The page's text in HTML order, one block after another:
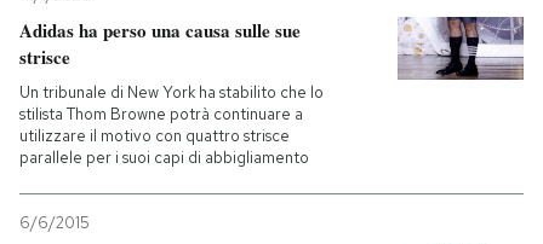
Adidas ha perso una causa sulle sue
strisce
Un tribunale di New York ha stabilito che lo
stilista Thom Browne potrà continuare a
utilizzare il motivo con quattro strisce
parallele per i suoi capi di abbigliamento
6/6/2015